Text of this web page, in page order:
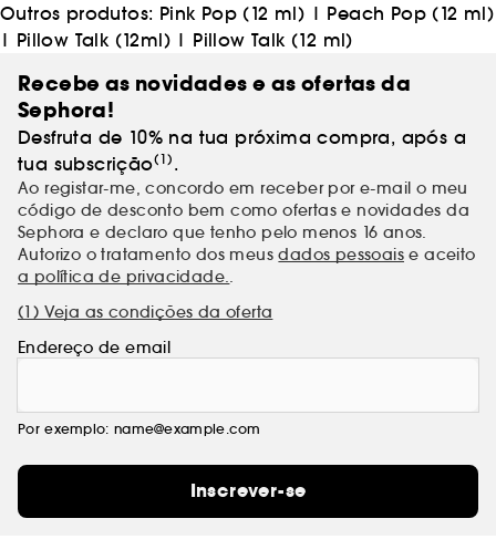
Outros produtos: Pink Pop (12 ml) | Peach Pop (12 ml)
| Pillow Talk (12ml) | Pillow Talk (12 ml)
Recebe as novidades e as ofertas da
Sephora!
Desfruta de 10% na tua próxima compra, após a
tua subscrição(1) .
Ao registar-me, concordo em receber por e-mail o meu
código de desconto bem como ofertas e novidades da
Sephora e declaro que tenho pelo menos 16 anos.
Autorizo o tratamento dos meusdados pessoais e aceito
a política de privacidade..
(1) Veja as condições da oferta
Endereço de email
Por exemplo: name@example.com
Inscrever-se